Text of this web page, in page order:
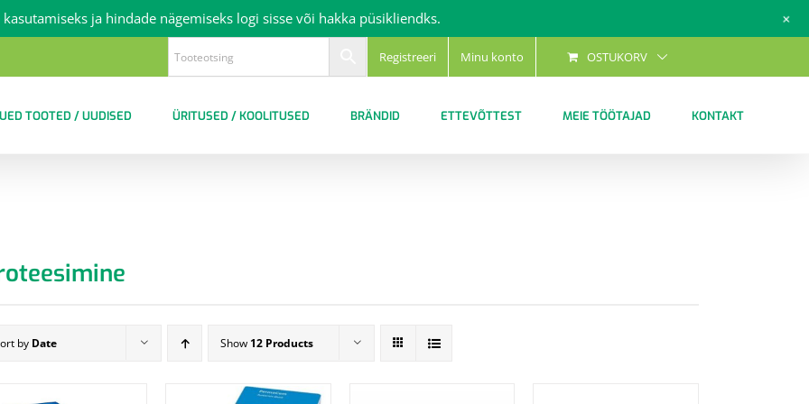
Registreeri Minu konto OSTUKORV
TOOTED / UUDISED ÜRITUSED / KOOLITUSED BRÄNDID ETTEVÕTTEST MEIE TÖÖTAJAD KONTAKT
by Date Show 12 Products
kasutamiseks ja hindade nägemiseks logi sisse või hakka püsikliendks. +